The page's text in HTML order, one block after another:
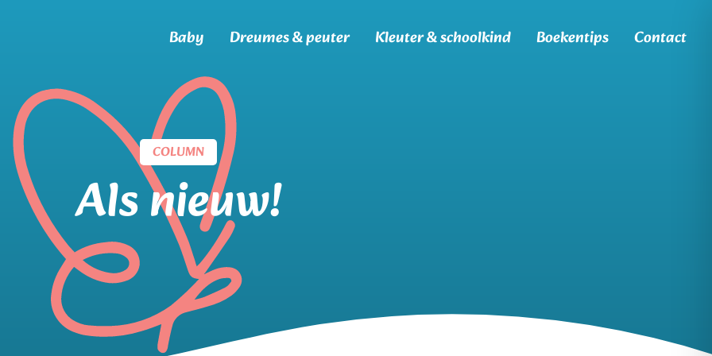
Baby Dreumes & peuter Kleuter & schoolkind Boekentips Contact
COLUMN
Als nieuw!